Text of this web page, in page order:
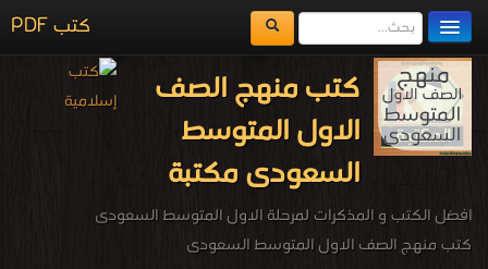
كتب PDF
مكتبة الكتب
المكتبات
يُقرأ حالياً
اضف كتاب
كتب منهج الصف
الاول المتوسط
السعودى مكتبة
افضل الكتب و المذكرات لمرحلة الاول المتوسط السعودى
كتب منهج الصف الاول المتوسط السعودى